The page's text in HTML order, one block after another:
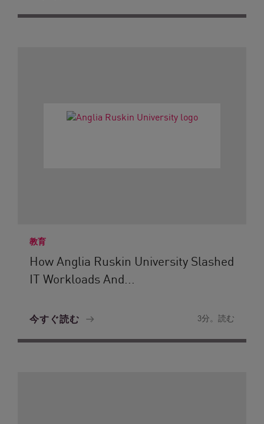
教育
How Anglia Ruskin University Slashed
IT Workloads And...
今すぐ読む 3分。読む